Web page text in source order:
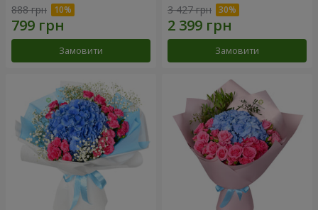
888 грн
Замовити
3 427 грн
Замовити